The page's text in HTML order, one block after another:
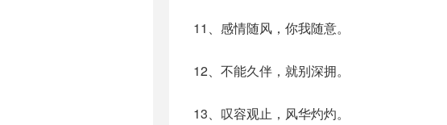
11、感情随风，你我随意。
12、不能久伴，就别深拥。
13、叹容观止，风华灼灼。